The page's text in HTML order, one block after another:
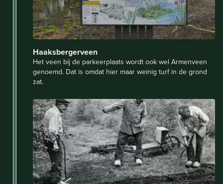
Haaksbergerveen
Het veen bij de parkeerplaats wordt ook wel Armenveen
genoemd. Dat is omdat hier maar weinig turf in de grond
zat.